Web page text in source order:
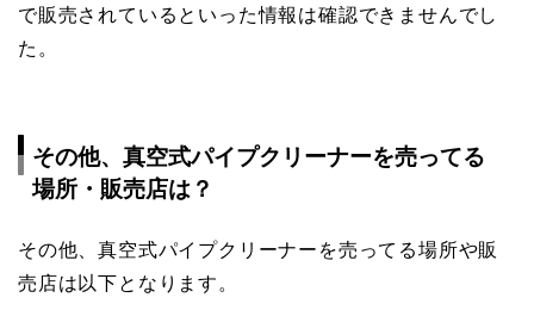
で販売されているといった情報は確認できませんでし
た。
その他、真空式パイプクリーナーを売ってる
場所・販売店は？
その他、真空式パイプクリーナーを売ってる場所や販
売店は以下となります。